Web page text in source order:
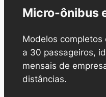
Micro-ônibus
Modelos
a 30 passageiros,
mensais de
distâncias.